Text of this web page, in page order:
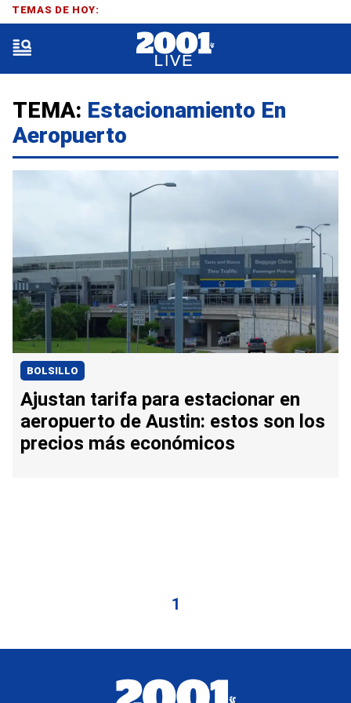
TEMA: Estacionamiento En
Aeropuerto
BOLSILLO
Ajustan tarifa para estacionar en
aeropuerto de Austin: estos son los
precios más económicos
1
TEMAS DE HOY: